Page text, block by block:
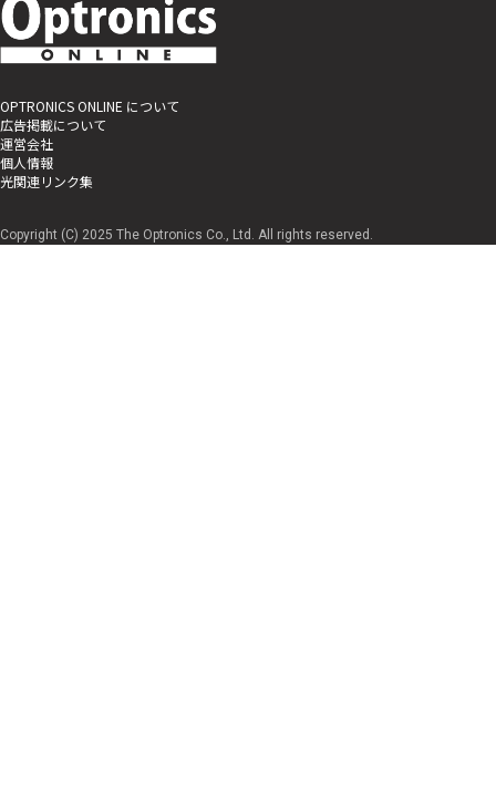
OPTRONICS ONLINE について
広告掲載について
運営会社
個人情報
光関連リンク集
Copyright (C) 2025 The Optronics Co., Ltd. All rights reserved.